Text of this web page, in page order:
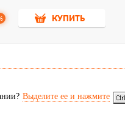
КУПИТЬ
Выделите ее и нажмите